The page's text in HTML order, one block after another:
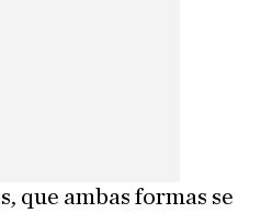
que ambas formas se